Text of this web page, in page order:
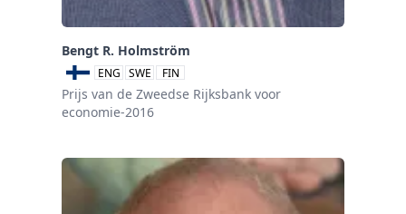
Bengt R. Holmström
ENG SWE FIN
Prijs van de Zweedse Rijksbank voor
economie-2016